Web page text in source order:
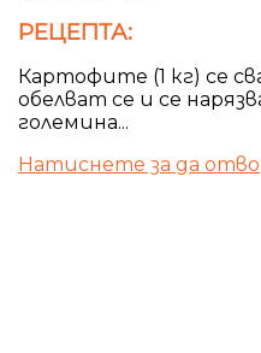
РЕЦЕПТА:
Картофите (1 кг) се
обелват се и се
големина...
Натиснете за да